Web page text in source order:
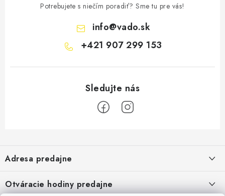
Potrebujete s niečím poradiť? Sme tu pre vás!
info@vado.sk
+421 907 299 153
p
ä
t
Adresa predajne
Pekárska 4, 941 31 Dvory nad Žitavou
Otváracie hodiny predajne